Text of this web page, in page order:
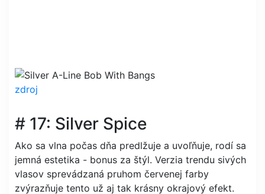
zdroj
# 17: Silver Spice
Ako sa vlna počas dňa predlžuje a uvoľňuje, rodí sa
jemná estetika - bonus za štýl. Verzia trendu sivých
vlasov sprevádzaná pruhom červenej farby
zvýrazňuje tento už aj tak krásny okrajový efekt.